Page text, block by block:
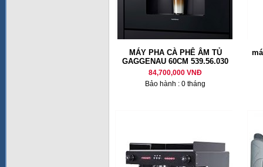
MÁY PHA CÀ PHÊ ÂM TỦ
GAGGENAU 60CM 539.56.030
84,700,000 VNĐ
Bảo hành : 0 tháng